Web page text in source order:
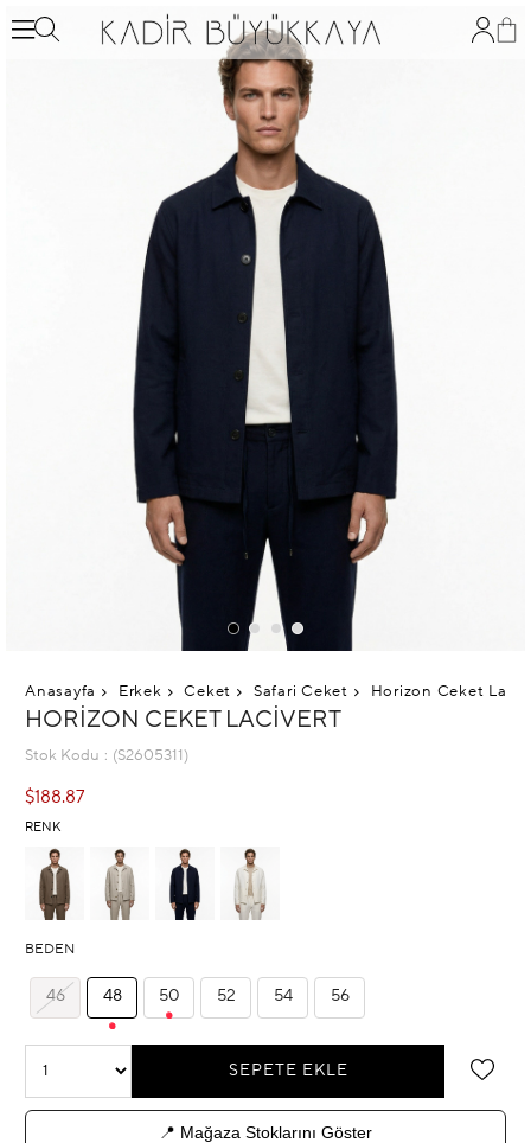
Anasayfa Erkek Ceket Safari Ceket Horizon Ceket
HORIZON CEKET LACIVERT
Stok Kodu (S2605311)
$188.87
RENK
BEDEN
46 48 50 52 54 56
📍 Mağaza Stoklarını Göster